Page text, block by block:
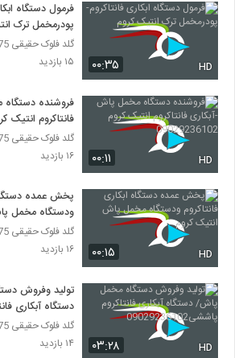
۰۰:۳۵ HD
فرمول دستگاه
پودرمخمل ترک
گلد فلوک حقیقی 09106565375
۱۵ بازدید
۰۰:۱۱ HD
فروشنده
فانتاکروم انتیک
09029236102
گلد فلوک حقیقی 09106565375
۱۶ بازدید
۰۰:۱۵ HD
پخش عمده
ودستگاه مخمل
گلد فلوک حقیقی 09106565375
۱۶ بازدید
۰۳:۲۸ HD
تولید وفروش
دستگاه آبکاری
پاششی09029236102
گلد فلوک حقیقی 09106565375
۱۴ بازدید